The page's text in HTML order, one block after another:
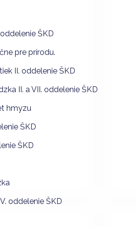
ŠKD
pre prírodu.
II. oddelenie ŠKD
II. a VII. oddelenie ŠKD
hmyzu
ŠKD
ŠKD
oddelenie ŠKD